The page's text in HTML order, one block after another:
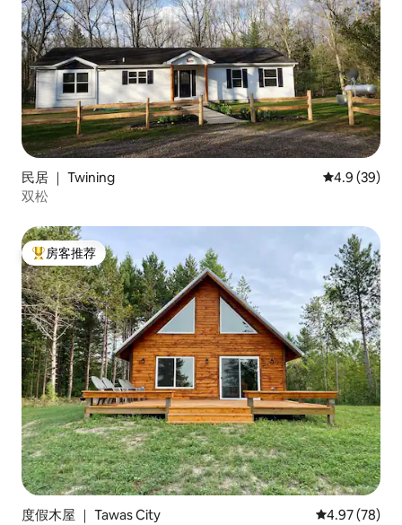
民居 ｜ Twining 平均评分
4.9 (39)
双松
热门「房客推荐」
房客推荐
度假木屋 ｜ Tawas City 平均评分
4.97 (78)